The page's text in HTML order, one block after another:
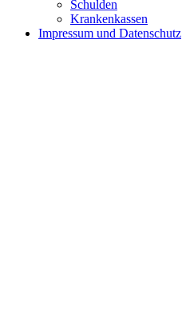
Schulden
Krankenkassen
Impressum und Datenschutz